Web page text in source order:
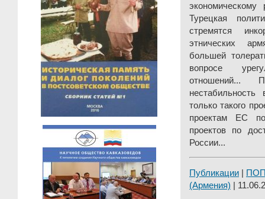
экономическому
Турецкая
стремятся
этнических
большей
вопросе
отношений...
только такого
проектам ЕС по
проектов по
России...
Публикации |
(Армения) |